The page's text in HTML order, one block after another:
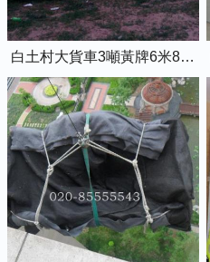
白土村大貨車3噸黃牌6米8的廂式貨車